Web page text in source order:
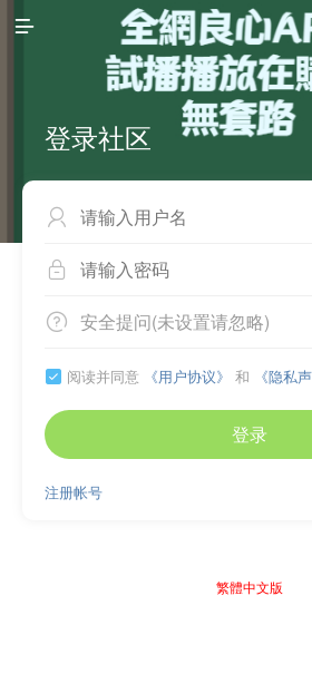

登录社区


 安全提问(未设置请忽略)
 阅读并同意 《用户协议》 和 《隐私
登录
注册帐号
繁體中文版